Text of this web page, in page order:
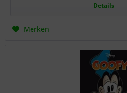
Details
Merken